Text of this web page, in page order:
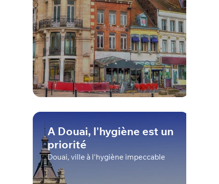
A Douai, l'hygiène est un
priorité
Douai, ville à l'hygiène impeccable